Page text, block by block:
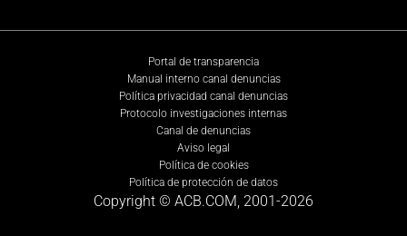
Portal de transparencia
Manual interno canal denuncias
Política privacidad canal denuncias
Protocolo investigaciones internas
Canal de denuncias
Aviso legal
Política de cookies
Política de protección de datos
Copyright © ACB.COM, 2001-2026